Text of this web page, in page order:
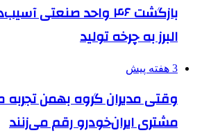
بازگشت ۴۶ واحد صنعتی
البرز به چرخه تولید
3 هفته پیش
وقتی مدیران گروه بهمن تجربه
مشتری ایران‌خودرو رقم می‌زنند